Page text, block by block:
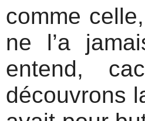
comme
ne l’a
entend,
découvrons